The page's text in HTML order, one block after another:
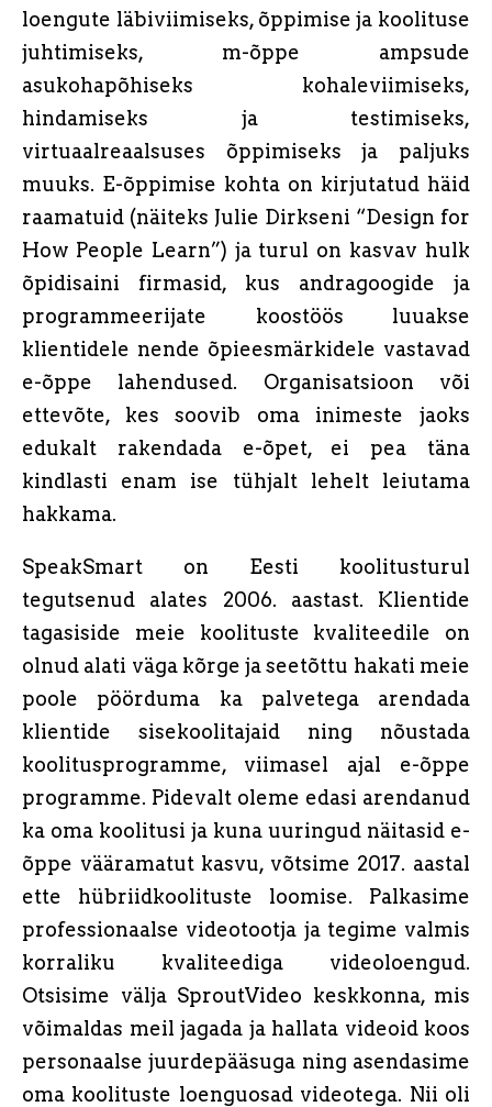
loengute läbiviimiseks, õppimise ja koolituse
juhtimiseks, m-õppe ampsude
asukohapõhiseks kohaleviimiseks,
hindamiseks ja testimiseks,
virtuaalreaalsuses õppimiseks ja paljuks
muuks. E-õppimise kohta on kirjutatud häid
raamatuid (näiteks Julie Dirkseni “Design for
How People Learn”) ja turul on kasvav hulk
õpidisaini firmasid, kus andragoogide ja
programmeerijate koostöös luuakse
klientidele nende õpieesmärkidele vastavad
e-õppe lahendused. Organisatsioon või
ettevõte, kes soovib oma inimeste jaoks
edukalt rakendada e-õpet, ei pea täna
kindlasti enam ise tühjalt lehelt leiutama
hakkama.
SpeakSmart on Eesti koolitusturul
tegutsenud alates 2006. aastast. Klientide
tagasiside meie koolituste kvaliteedile on
olnud alati väga kõrge ja seetõttu hakati meie
poole pöörduma ka palvetega arendada
klientide sisekoolitajaid ning nõustada
koolitusprogramme, viimasel ajal e-õppe
programme. Pidevalt oleme edasi arendanud
ka oma koolitusi ja kuna uuringud näitasid e-
õppe vääramatut kasvu, võtsime 2017. aastal
ette hübriidkoolituste loomise. Palkasime
professionaalse videotootja ja tegime valmis
korraliku kvaliteediga videoloengud.
Otsisime välja SproutVideo keskkonna, mis
võimaldas meil jagada ja hallata videoid koos
personaalse juurdepääsuga ning asendasime
oma koolituste loenguosad videotega. Nii oli